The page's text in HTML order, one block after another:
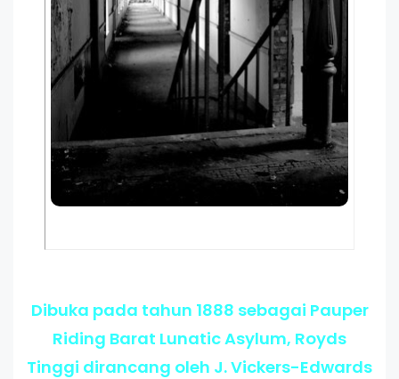
Dibuka pada tahun 1888 sebagai Pauper
Riding Barat Lunatic Asylum, Royds
Tinggi dirancang oleh J. Vickers-Edwards